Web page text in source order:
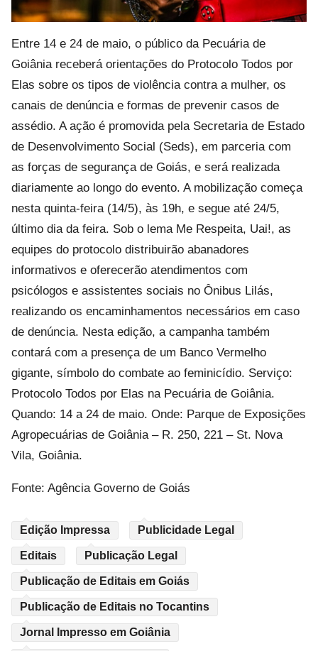
Entre 14 e 24 de maio, o público da Pecuária de
Goiânia receberá orientações do Protocolo Todos por
Elas sobre os tipos de violência contra a mulher, os
canais de denúncia e formas de prevenir casos de
assédio. A ação é promovida pela Secretaria de Estado
de Desenvolvimento Social (Seds), em parceria com
as forças de segurança de Goiás, e será realizada
diariamente ao longo do evento. A mobilização começa
nesta quinta-feira (14/5), às 19h, e segue até 24/5,
último dia da feira. Sob o lema Me Respeita, Uai!, as
equipes do protocolo distribuirão abanadores
informativos e oferecerão atendimentos com
psicólogos e assistentes sociais no Ônibus Lilás,
realizando os encaminhamentos necessários em caso
de denúncia. Nesta edição, a campanha também
contará com a presença de um Banco Vermelho
gigante, símbolo do combate ao feminicídio. Serviço:
Protocolo Todos por Elas na Pecuária de Goiânia.
Quando: 14 a 24 de maio. Onde: Parque de Exposições
Agropecuárias de Goiânia – R. 250, 221 – St. Nova
Vila, Goiânia.
Fonte: Agência Governo de Goiás
Edição Impressa Publicidade Legal
Editais Publicação Legal
Publicação de Editais em Goiás
Publicação de Editais no Tocantins
Jornal Impresso em Goiânia